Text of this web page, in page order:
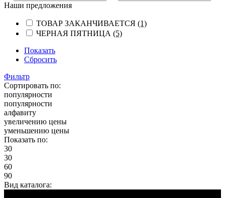
Наши предложения
ТОВАР ЗАКАНЧИВАЕТСЯ (1)
ЧЕРНАЯ ПЯТНИЦА (5)
Показать
Сбросить
Фильтр
Сортировать по:
популярности
популярности
алфавиту
увеличению цены
уменьшению цены
Показать по:
30
30
60
90
Вид каталога: